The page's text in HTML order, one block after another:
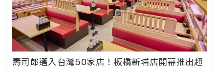
壽司郎邁入台灣50家店！板橋新埔店開幕推出超